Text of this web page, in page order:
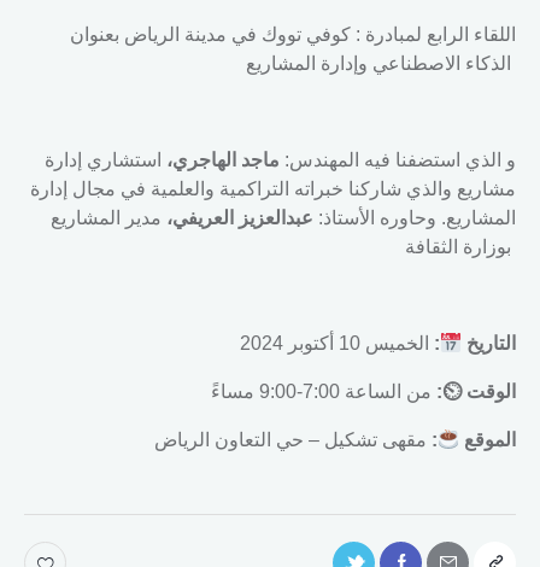
اللقاء الرابع لمبادرة : كوفي تووك في مدينة الرياض بعنوان
و الذي استضفنا فيه المهندس: ماجد الهاجري، استشاري إدارة
مشاريع والذي شاركنا خبراته التراكمية والعلمية في مجال إدارة
المشاريع. وحاوره الأستاذ: عبدالعزيز العريفي، مدير المشاريع
التاريخ : الخميس 10 أكتوبر 2024
الوقت ⏲: من الساعة 7:00-9:00 مساءً
الموقع : مقهى تشكيل – حي التعاون الرياض